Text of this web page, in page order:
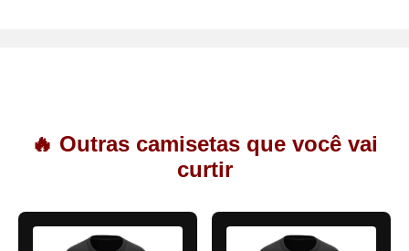
🔥 Outras camisetas que você vai
curtir